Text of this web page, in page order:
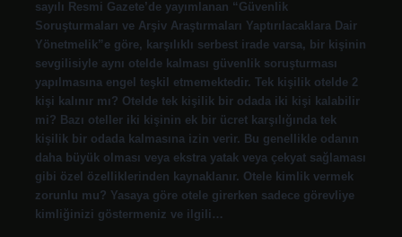
sayılı Resmi Gazete’de yayımlanan “Güvenlik
Soruşturmaları ve Arşiv Araştırmaları Yaptırılacaklara Dair
Yönetmelik”e göre, karşılıklı serbest irade varsa, bir kişinin
sevgilisiyle aynı otelde kalması güvenlik soruşturması
yapılmasına engel teşkil etmemektedir. Tek kişilik otelde 2
kişi kalınır mı? Otelde tek kişilik bir odada iki kişi kalabilir
mi? Bazı oteller iki kişinin ek bir ücret karşılığında tek
kişilik bir odada kalmasına izin verir. Bu genellikle odanın
daha büyük olması veya ekstra yatak veya çekyat sağlaması
gibi özel özelliklerinden kaynaklanır. Otele kimlik vermek
zorunlu mu? Yasaya göre otele girerken sadece görevliye
kimliğinizi göstermeniz ve ilgili…